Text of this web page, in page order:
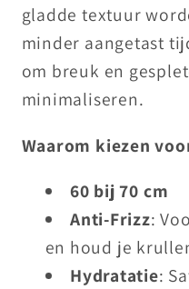
gladde textuur
minder aangetast
om breuk en
minimaliseren.
Waarom kiezen
60 bij 70 cm
Anti-Frizz:
en houd je
Hydratatie: